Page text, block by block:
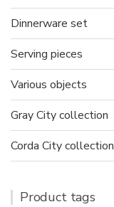
Dinnerware set
Serving pieces
Various objects
Gray City collection
Corda City collection
Product tags